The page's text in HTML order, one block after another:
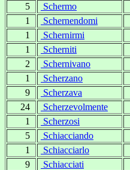
5
Schermo
1
Schernendomi
1
Schernirmi
1
Scherniti
2
Schernivano
1
Scherzano
9
Scherzava
24
Scherzevolmente
1
Scherzosi
5
Schiacciando
1
Schiacciarlo
9
Schiacciati